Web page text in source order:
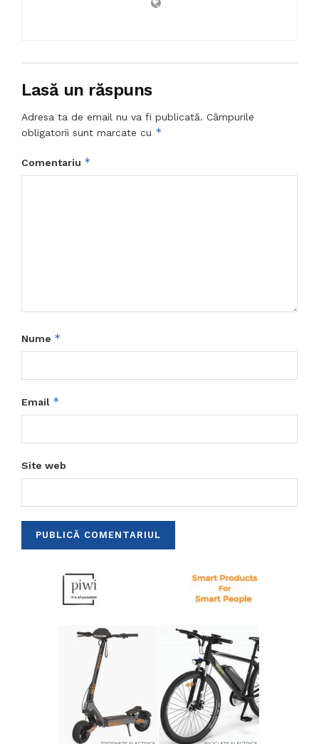
Lasă un răspuns
Adresa ta de email nu va fi publicată. Câmpurile
obligatorii sunt marcate cu *
Comentariu *
Nume *
Email *
Site web